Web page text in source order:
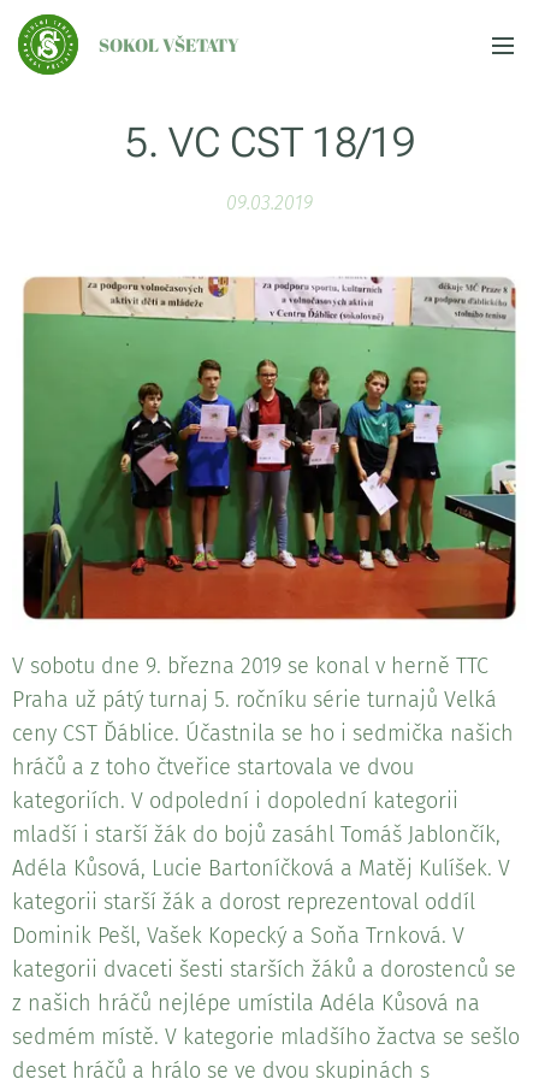
SOKOL VŠETATY
5. VC CST 18/19
09.03.2019
V sobotu dne 9. března 2019 se konal v herně TTC
Praha už pátý turnaj 5. ročníku série turnajů Velká
ceny CST Ďáblice. Účastnila se ho i sedmička našich
hráčů a z toho čtveřice startovala ve dvou
kategoriích. V odpolední i dopolední kategorii
mladší i starší žák do bojů zasáhl Tomáš Jablončík,
Adéla Kůsová, Lucie Bartoníčková a Matěj Kulíšek. V
kategorii starší žák a dorost reprezentoval oddíl
Dominik Pešl, Vašek Kopecký a Soňa Trnková. V
kategorii dvaceti šesti starších žáků a dorostenců se
z našich hráčů nejlépe umístila Adéla Kůsová na
sedmém místě. V kategorie mladšího žactva se sešlo
deset hráčů a hrálo se ve dvou skupinách s